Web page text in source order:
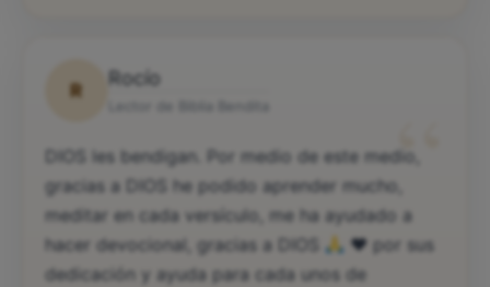
R
Rocío
“
DIOS les bendigan. Por medio de este medio,
gracias a DIOS he podido aprender mucho,
meditar en cada versículo, me ha ayudado a
hacer devocional, gracias a DIOS
♥️ por sus
dedicación y ayuda para cada unos de